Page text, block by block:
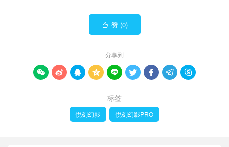
 赞 (0)
分享到
        
标签
悦刻幻影 悦刻幻影PRO